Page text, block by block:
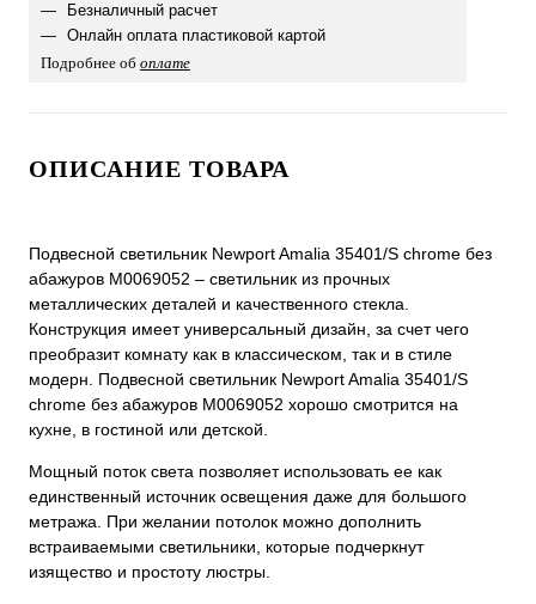
Безналичный расчет
Онлайн оплата пластиковой картой
Подробнее об оплате
ОПИСАНИЕ ТОВАРА
Подвесной светильник Newport Amalia 35401/S chrome без
абажуров М0069052 – светильник из прочных
металлических деталей и качественного стекла.
Конструкция имеет универсальный дизайн, за счет чего
преобразит комнату как в классическом, так и в стиле
модерн. Подвесной светильник Newport Amalia 35401/S
chrome без абажуров М0069052 хорошо смотрится на
кухне, в гостиной или детской.
Мощный поток света позволяет использовать ее как
единственный источник освещения даже для большого
метража. При желании потолок можно дополнить
встраиваемыми светильники, которые подчеркнут
изящество и простоту люстры.